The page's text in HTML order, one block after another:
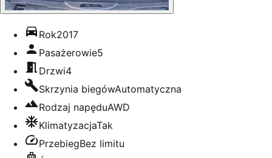
Rok2017
Pasażerowie5
Drzwi4
Skrzynia biegówAutomatyczna
Rodzaj napęduAWD
KlimatyzacjaTak
PrzebiegBez limitu